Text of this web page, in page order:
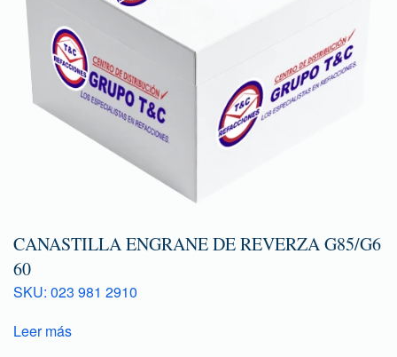
CANASTILLA ENGRANE DE REVERZA G85/G6
60
SKU: 023 981 2910
Leer más